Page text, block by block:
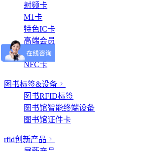
射频卡
M1卡
特色IC卡
高端会员
行业应用
NFC卡
图书标签&设备
图书RFID标签
图书馆智能终端设备
图书馆证件卡
rfid创新产品